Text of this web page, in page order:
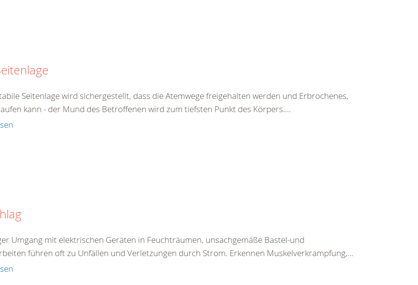
Seitenlage wird sichergestellt, dass die Atemwege freigehalten werden und Erbrochenes,
kann - der Mund des Betroffenen wird zum tiefsten Punkt des Körpers....
Umgang mit elektrischen Geräten in Feuchträumen, unsachgemäße Bastel-und
führen oft zu Unfällen und Verletzungen durch Strom. Erkennen Muskelverkrampfung,...